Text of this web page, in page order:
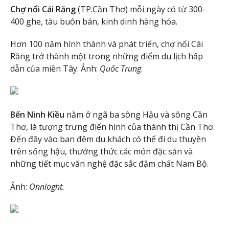
Chợ nổi Cái Răng(TP.Cần Thơ) mỗi ngày có từ 300-
400 ghe, tàu buôn bán, kinh dinh hàng hóa.
Hơn 100 năm hình thành và phát triển, chợ nổi Cái
Răng trở thành một trong những điểm du lịch hấp
dẫn của miền Tây. Ảnh: Quốc Trung.
Bến Ninh Kiều nằm ở ngã ba sông Hậu và sông Cần
Thơ, là tượng trưng điển hình của thành thị Cần Thơ.
Đến đây vào ban đêm du khách có thể đi du thuyền
trên sống hậu, thưởng thức các món đặc sản và
những tiết mục văn nghệ đặc sắc đậm chất Nam Bộ.
Ảnh: Onnloght.